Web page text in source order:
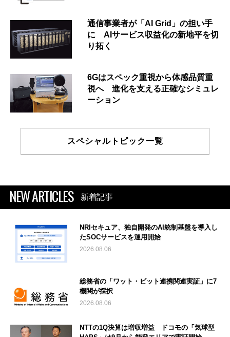
通信事業者が「AI Grid」の担い手
に AIサービス収益化の新地平を切
り拓く
6Gはスペック重視から体感品質重
視へ 進化を支える正確なシミュレ
ーション
スペシャルトピック一覧
NEW ARTICLES 新着記事
NRIセキュア、独自開発のAI統制基盤を導入し
たSOCサービスを運用開始
2026.08.06
総務省の「ワット・ビット連携関連実証」に7
機関が採択
2026.08.06
NTTの1Q決算は増収増益 ドコモの「気球型